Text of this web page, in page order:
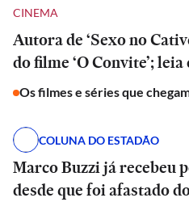
CINEMA
Autora de ‘Sexo no
do filme ‘O Convite’;
Os filmes e séries que
COLUNA DO ESTADÃO
Marco Buzzi já recebeu
desde que foi afastado